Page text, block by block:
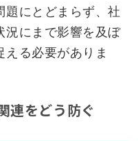
題にとどまらず、社
況にまで影響を及ぼ
る必要がありま
連をどう防ぐ